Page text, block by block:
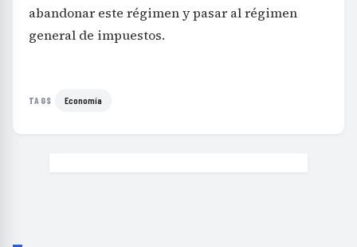
abandonar este régimen y pasar al régimen
general de impuestos.
TAGS Economía